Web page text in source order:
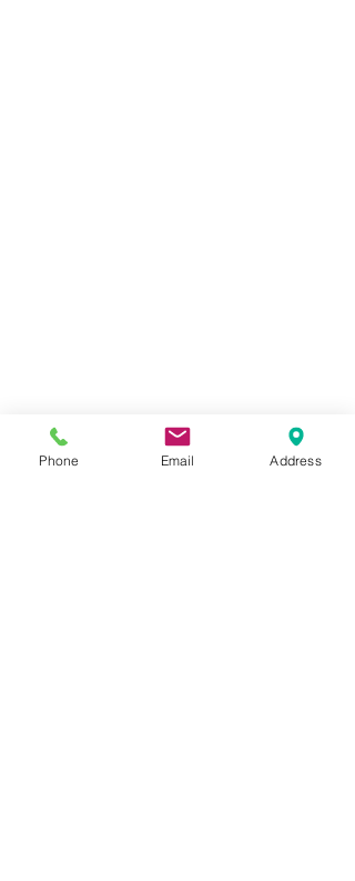
Phone Email Address